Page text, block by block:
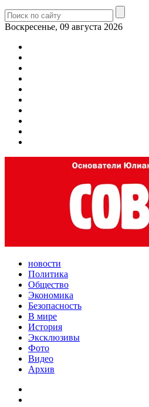
Воскресенье, 09 августа 2026
новости
Политика
Общество
Экономика
Безопасность
В мире
История
Эксклюзивы
Фото
Видео
Архив